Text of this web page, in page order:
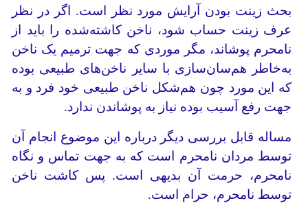
بحث زینت بودن آرایش مورد نظر است. اگر در نظر
عرف زینت حساب ‌شود، ناخن کاشته‌شده را باید از
نامحرم پوشاند، مگر موردی که جهت ترمیم یک ناخن
به‌خاطر هم‌سان‌سازی با سایر ناخن‌های طبیعی بوده
که این مورد چون هم‌‌شکل ناخن طبیعی خود فرد و به
جهت رفع آسیب بوده نیاز به پوشاندن ندارد.
مساله قابل بررسی دیگر درباره این موضوع انجام آن
توسط مردان نامحرم است که به جهت تماس و نگاه
نامحرم، حرمت آن بدیهی است. پس کاشت ناخن
توسط نامحرم، حرام است.